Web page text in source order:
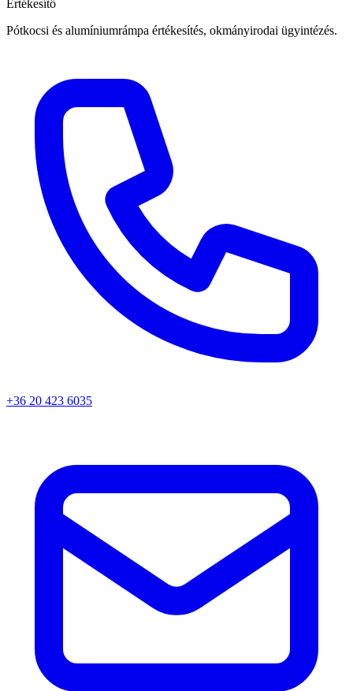
Értékesítő
Pótkocsi és alumíniumrámpa értékesítés, okmányirodai ügyintézés.
+36 20 423 6035